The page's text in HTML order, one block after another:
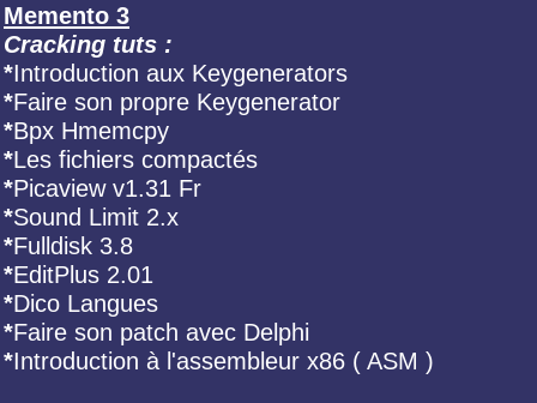
Memento 3
Cracking tuts :
*Introduction aux Keygenerators
*Faire son propre Keygenerator
*Bpx Hmemcpy
*Les fichiers compactés
*Picaview v1.31 Fr
*Sound Limit 2.x
*Fulldisk 3.8
*EditPlus 2.01
*Dico Langues
*Faire son patch avec Delphi
*Introduction à l'assembleur x86 ( ASM )